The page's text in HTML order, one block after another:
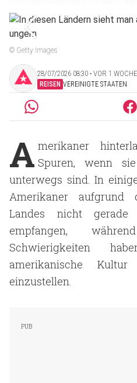
© Getty Images
28/07/2026 08:30 ‧ VOR 1
REISEN VEREINIGTE STAATEN
A merikaner
Spuren, wenn
unterwegs sind. In
Amerikaner aufgrund
Landes nicht
empfangen,
Schwierigkeiten
amerikanische
einzustellen.